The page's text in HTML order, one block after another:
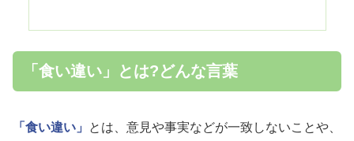
「食い違い」とは?どんな言葉
「食い違い」
とは、意見や事実などが一致しないことや、